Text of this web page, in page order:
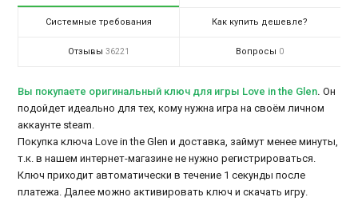
Системные требования Как купить дешевле?
Отзывы 36221 Вопросы 0
Вы покупаете оригинальный ключ для игры Love in the Glen. Он
подойдет идеально для тех, кому нужна игра на своём личном
аккаунте steam.
Покупка ключа Love in the Glen и доставка, займут менее минуты,
т.к. в нашем интернет-магазине не нужно регистрироваться.
Ключ приходит автоматически в течение 1 секунды после
платежа. Далее можно активировать ключ и скачать игру.